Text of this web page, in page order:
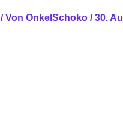
/ Von OnkelSchoko /30.